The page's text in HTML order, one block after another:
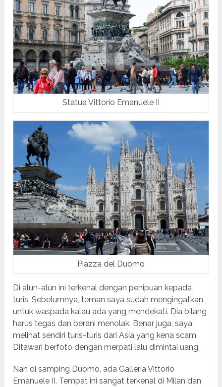
Statua Vittorio Emanuele II
Piazza del Duomo
Di alun-alun ini terkenal dengan penipuan kepada
turis. Sebelumnya, teman saya sudah mengingatkan
untuk waspada kalau ada yang mendekati. Dia bilang
harus tegas dan berani menolak. Benar juga, saya
melihat sendiri turis-turis dari Asia yang kena scam.
Ditawari berfoto dengan merpati lalu dimintai uang.
Nah di samping Duomo, ada Galleria Vittorio
Emanuele II. Tempat ini sangat terkenal di Milan dan